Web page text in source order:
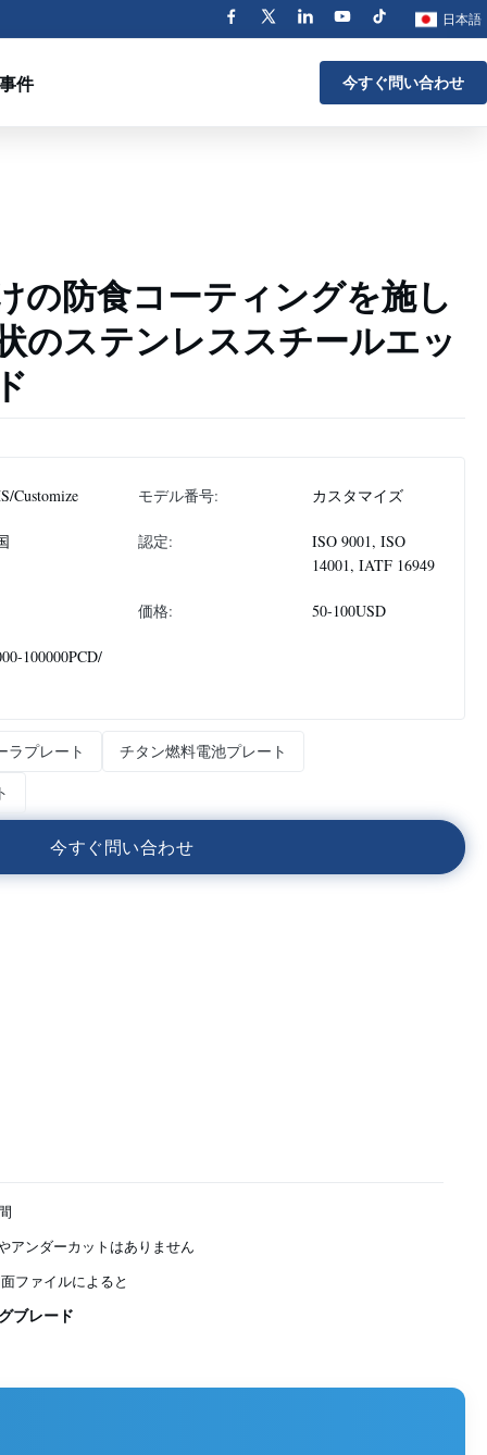
日本語
事件 今すぐ問い合わせ
の防食コーティングを施し
のステンレススチールエッ
Customize モデル番号: カスタマイズ
認定:
ISO 9001, ISO
14001, IATF 16949
価格: 50-100USD
100000PCD/
ラプレート
チタン燃料電池プレート
今すぐ問い合わせ
アンダーカットはありません
ファイルによると
ブレード